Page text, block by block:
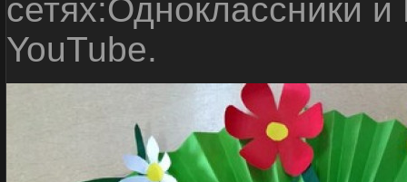
сетях:Одноклассники и
YouTube.